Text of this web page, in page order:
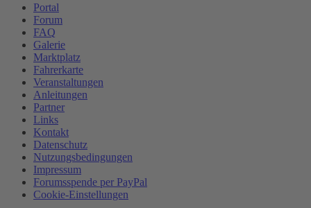
Portal
Forum
FAQ
Galerie
Marktplatz
Fahrerkarte
Veranstaltungen
Anleitungen
Partner
Links
Kontakt
Datenschutz
Nutzungsbedingungen
Impressum
Forumsspende per PayPal
Cookie-Einstellungen